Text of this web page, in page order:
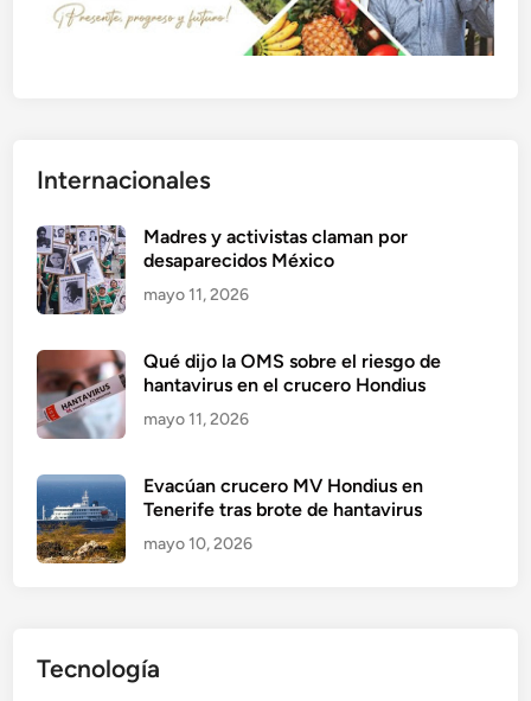
Internacionales
Madres y activistas claman por
desaparecidos México
mayo 11, 2026
Qué dijo la OMS sobre el riesgo de
hantavirus en el crucero Hondius
mayo 11, 2026
Evacúan crucero MV Hondius en
Tenerife tras brote de hantavirus
mayo 10, 2026
Tecnología